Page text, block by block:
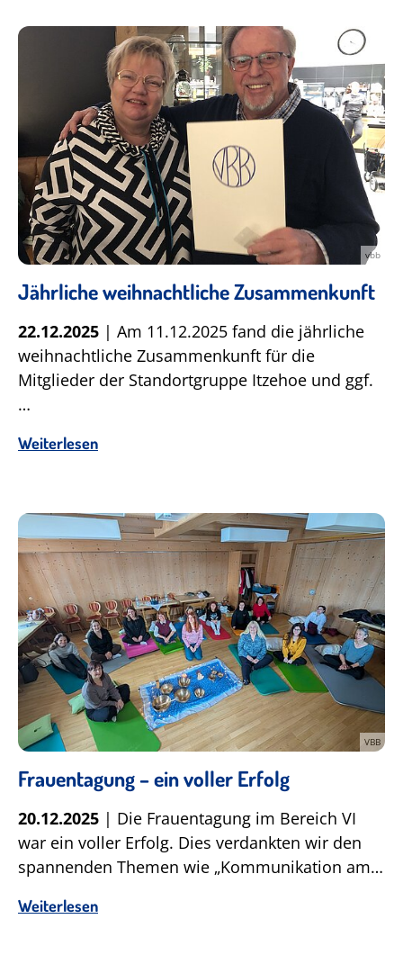
vbb
Jährliche weihnachtliche Zusammenkunft
22.12.2025 | Am 11.12.2025 fand die jährliche
weihnachtliche Zusammenkunft für die
Mitglieder der Standortgruppe Itzehoe und ggf.
…
Weiterlesen
VBB
Frauentagung – ein voller Erfolg
20.12.2025 | Die Frauentagung im Bereich VI
war ein voller Erfolg. Dies verdankten wir den
spannenden Themen wie „Kommunikation am…
Weiterlesen